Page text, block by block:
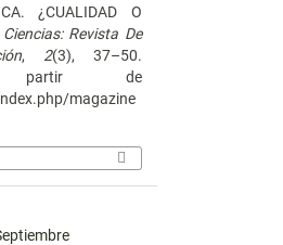
¿CUALIDAD O
Revista De
, 2(3), 37–50.
partir de
magazine